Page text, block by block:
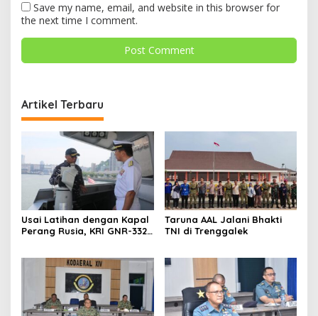
Save my name, email, and website in this browser for
the next time I comment.
Artikel Terbaru
Usai Latihan dengan Kapal
Perang Rusia, KRI GNR-332
Taruna AAL Jalani Bhakti
TNI di Trenggalek